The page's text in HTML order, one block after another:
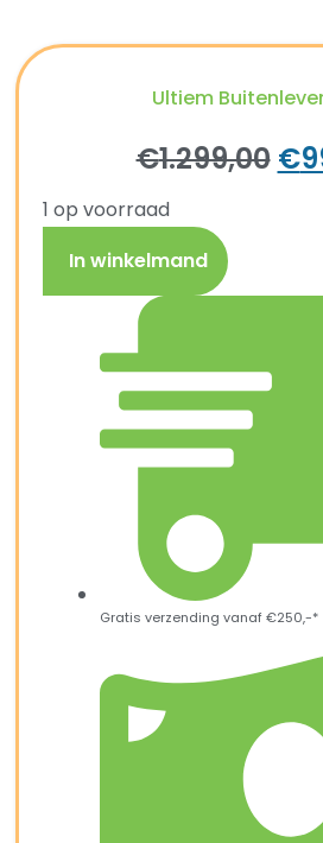
Ultiem
€1.299,00 €
1 op voorraad
In winkelmand
Gratis verzending vanaf €250,-*